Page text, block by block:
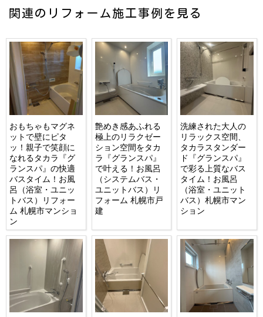
関連のリフォーム施工事例を見る
おもちゃもマグネ
ットで壁にピタ
ッ！親子で笑顔に
なれるタカラ『グ
ランスパ』の快適
バスタイム！お風
呂（浴室・ユニッ
トバス）リフォー
ム 札幌市マンショ
ン
艶めき感あふれる
極上のリラクゼー
ション空間をタカ
ラ『グランスパ』
で叶える！お風呂
（システムバス・
ユニットバス）リ
フォーム 札幌市戸
建
洗練された大人の
リラックス空間、
タカラスタンダー
ド『グランスパ』
で彩る上質なバス
タイム！お風呂
（浴室・ユニット
バス）札幌市マン
ション